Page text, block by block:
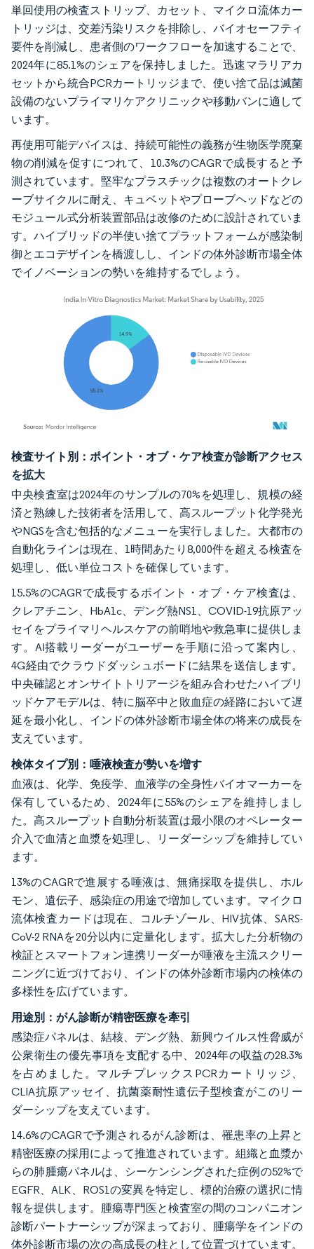
単回使用の検査ストリップ、カセット、マイクロ流体カー
トリッジは、交差汚染リスクを排除し、バイオセーフティ
要件を削減し、患者側のワークフローを加速することで、
2024年に85.1%のシェアを保持しました。迅速マラリアカ
セットから統合PCRカートリッジまで、使い捨て品は滅菌
設備のないプライマリケアクリニックや移動バンに適して
います。
再使用可能デバイスは、持続可能性の義務が生物医学廃棄
物の削減を促すにつれて、10.3%のCAGRで成長すると予
測されています。堅牢なプラスチックは複数のオートクレ
ーブサイクルに耐え、キュベットやプローブヘッドなどの
モジュール式分析装置部品は改修のために設計されていま
す。ハイブリッドの半使い捨てプラットフォームが感染制
御とエコデザインを橋渡しし、インドの体外診断市場全体
でイノベーションの勢いを維持するでしょう。
画像 © Mordor Intelligence。再利用にはCC BY 4.0の表示が必要です。
検査サイト別：ポイント・オブ・ケア検査が診断アクセス
を拡大
中央検査室は2024年のサンプルの70%を処理し、規模の経
済と熟練した技術者を活用して、高スループット化学発光
やNGSを含む包括的なメニューを実行しました。大都市の
自動化ラインは現在、1時間あたり8,000件を超える検査を
処理し、低い単位コストを確保しています。
15.5%のCAGRで成長するポイント・オブ・ケア検査は、
クレアチニン、HbA1c、デング熱NS1、COVID-19抗原アッ
セイをプライマリヘルスケアの前哨地や救急車に提供しま
す。AI搭載リーダーがユーザーを手順に沿って案内し、
4G経由でクラウドダッシュボードに結果を送信します。
中央確認とオンサイトトリアージを組み合わせたハイブリ
ッドケアモデルは、特に脳卒中と敗血症の経路において遅
延を最小化し、インドの体外診断市場全体の将来の成長を
支えています。
検体タイプ別：唾液検査が勢いを増す
血液は、化学、免疫学、血液学の全身性バイオマーカーを
保有しているため、2024年に55%のシェアを維持しまし
た。高スループット自動分析装置は最小限のオペレーター
介入で血清と血漿を処理し、リーダーシップを維持してい
ます。
13%のCAGRで進展する唾液は、無痛採取を提供し、ホル
モン、遺伝子、感染症の用途で増加しています。マイクロ
流体検査カードは現在、コルチゾール、HIV抗体、SARS-
CoV-2 RNAを20分以内に定量化します。拡大した分析物の
検証とスマートフォン連携リーダーが唾液を主流スクリー
ニングに近づけており、インドの体外診断市場内の検体の
多様性を広げています。
用途別：がん診断が精密医療を牽引
感染症パネルは、結核、デング熱、新興ウイルス性脅威が
公衆衛生の優先事項を支配する中、2024年の収益の28.3%
を占めました。マルチプレックスPCRカートリッジ、
CLIA抗原アッセイ、抗菌薬耐性遺伝子型検査がこのリー
ダーシップを支えています。
14.6%のCAGRで予測されるがん診断は、罹患率の上昇と
精密医療の採用によって推進されています。組織と血漿か
らの肺腫瘍パネルは、シーケンシングされた症例の52%で
EGFR、ALK、ROS1の変異を特定し、標的治療の選択に情
報を提供します。腫瘍専門医と検査室の間のコンパニオン
診断パートナーシップが深まっており、腫瘍学をインドの
体外診断市場の次の高成長の柱として位置づけています。